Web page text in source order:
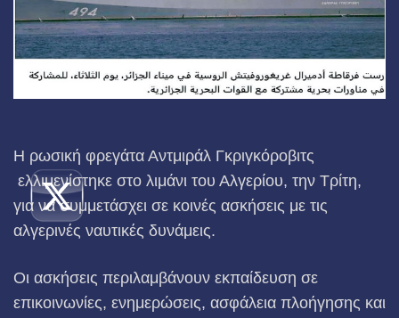
Η ρωσική φρεγάτα Αντμιράλ Γκριγκόροβιτς
ελλιμενίστηκε στο λιμάνι του Αλγερίου, την Τρίτη,
για να συμμετάσχει σε κοινές ασκήσεις με τις
αλγερινές ναυτικές δυνάμεις.
Οι ασκήσεις περιλαμβάνουν εκπαίδευση σε
επικοινωνίες, ενημερώσεις, ασφάλεια πλοήγησης και